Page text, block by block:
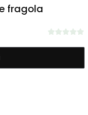
fragola